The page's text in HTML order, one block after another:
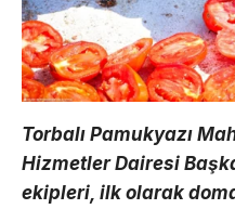
Torbalı Pamukyazı
Hizmetler Dairesi
ekipleri, ilk olarak